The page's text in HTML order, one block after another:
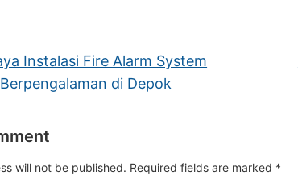
Instalasi Fire Alarm System
Berpengalaman di Depok
will not be published. Required fields are marked *